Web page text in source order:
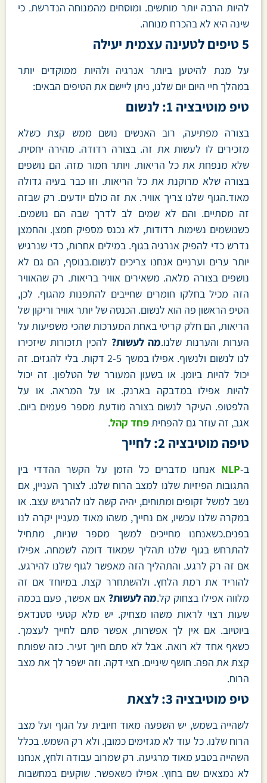
להיות הרבה יותר מותשים. ומוסחים מהמנוחה הנדרשת. כי
שינה היא לא בהכרח מנוחה.
5 טיפים לטעינה עצמית יעילה
על מנת להיטען ביותר אנרגיה ולהיות ממוקדים יותר
במהלך חיי היום יום שלנו, ניתן ליישם את הטיפים הבאים:
טיפ מוטיבציה 1: לנשום
בצורה מפתיעה, רוב האנשים נושם ממש קצת כשלא
מזכירים לו לעשות את זה. בצורה רדודה. מהירה יחסית.
שלא מנפחת את כל הריאות. ויותר חמור מזה. הם נושפים
בצורה שלא מרוקנת את כל הריאות. וזו כבר בעיה גדולה
מאוד.הגוף שלנו צריך אוויר. את זה כולם יודעים. רק שבזה
זה מסתיים. והם לא שמים לב לדרך שבה הם נושמים.
כשנושמים נשימות רדודות, לא נכנס מספיק חמצן. והחמצן
נדרש כדי להפיק אנרגיה בגוף. במילים אחרות, כדי שנרגיש
יותר ערים וערניים אנחנו צריכים לנשום.בנוסף, הם גם לא
נושפים בצורה מלאה. משאירים אוויר בריאות. רק שהאוויר
הזה מכיל בחלקו חומרים שחייבים להתפנות מהגוף. לכן,
הטיפ הראשון פה הוא לנשום. הכנסה של יותר אוויר וריקון של
הריאות, הם חלק קריטי באחת המערכות שהכי משפיעות על
הערות והערנות שלנו.מה לעשות? להכין תזכורות שיזכירו
לנו לנשום ולנשוף. אפילו במשך 2-5 דקות. בלי להגזים. זה
יכול להיות ביומן. או בשעון המעורר של הטלפון. זה יכול
להיות אפילו במדבקה בארנק. או על המראה. או על
הלפטופ. העיקר לנשום בצורה מודעת מספר פעמים ביום.
אגב, זה עוזר גם להפחיתפחד קהל.
טיפה מוטיבציה 2: לחייך
ב-NLP אנחנו מדברים כל הזמן על הקשר ההדדי בין
התגובות הפיזיות שלנו למצב הרוח שלנו. לצורך העניין, אם
נשב למשל זקופים ומתוחים, יהיה קשה לנו להרגיש עצב. או
במקרה שלנו עכשיו, אם נחייך, משהו מאוד מעניין יקרה לנו
בפנים.כשאנחנו מחייכים למשך מספר שניות, מתחיל
להתרחש בגוף שלנו תהליך שמאוד דומה לשמחה. אפילו
אם זה רק לרגע. והתהליך הזה מאפשר לגוף שלנו להירגע.
להוריד את רמת הלחץ. ולהשתחרר קצת. במיוחד אם זה
מלווה אפילו בצחוק קל.מה לעשות? אם אפשר, פעם בכמה
שעות רצוי לראות משהו מצחיק. יש מלא קטעי סטנדאפ
ביוטיוב. אם אין לך אפשרות, אפשר סתם לחייך לעצמך.
כשאף אחד לא רואה. אבל לא סתם חיוך זעיר. כזה שפותח
קצת את הפה. חושף שיניים. חצי דקה. וזה ישפר לך את מצב
הרוח.
טיפ מוטיבציה 3: לצאת
לשהייה בשמש, יש השפעה מאוד חיובית על הגוף ועל מצב
הרוח שלנו. כל עוד לא מגזימים כמובן. ולא רק השמש. בכלל
השהייה בטבע מאוד מרגיעה. רק שמרוב עבודה ולחץ, אנחנו
לא נמצאים שם בחוץ. אפילו כשאפשר. שוקעים במחשבות